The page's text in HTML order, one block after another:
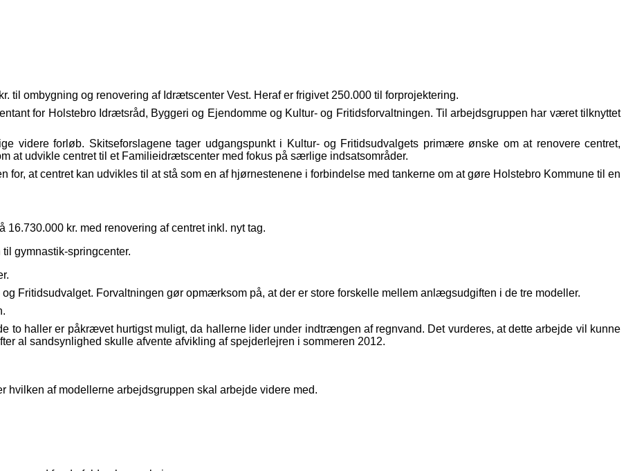
til ombygning og renovering af Idrætscenter Vest. Heraf er frigivet 250.000 til forprojektering.
for Holstebro Idrætsråd, Byggeri og Ejendomme og Kultur- og Fritidsforvaltningen. Til arbejdsgruppen har været tilknyttet
videre forløb. Skitseforslagene tager udgangspunkt i Kultur- og Fritidsudvalgets primære ønske om at renovere centret,
at udvikle centret til et Familieidrætscenter med fokus på særlige indsatsområder.
for, at centret kan udvikles til at stå som en af hjørnestenene i forbindelse med tankerne om at gøre Holstebro Kommune til en
kr. med renovering af centret inkl. nyt tag.
gymnastik-springcenter.
Fritidsudvalget. Forvaltningen gør opmærksom på, at der er store forskelle mellem anlægsudgiften i de tre modeller.
to haller er påkrævet hurtigst muligt, da hallerne lider under indtrængen af regnvand. Det vurderes, at dette arbejde vil kunne
al sandsynlighed skulle afvente afvikling af spejderlejren i sommeren 2012.
hvilken af modellerne arbejdsgruppen skal arbejde videre med.